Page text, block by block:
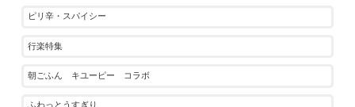
ピリ辛・スパイシー
行楽特集
朝ごふん キユーピー コラボ